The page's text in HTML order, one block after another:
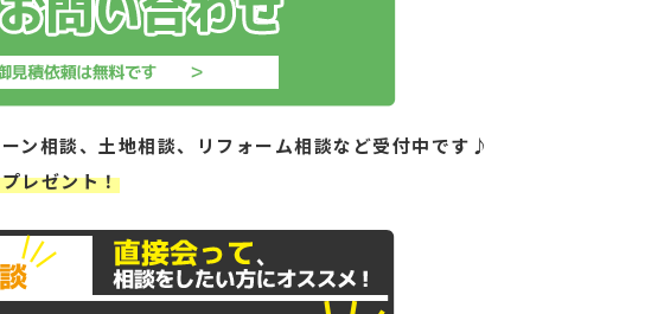
ン相談、土地相談、リフォーム相談など受付中です♪
レゼント！